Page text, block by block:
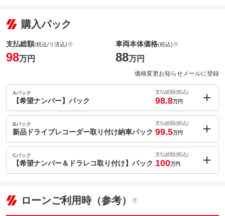
購入パック
支払総額(税込/リ済込)
98万円
車両本体価格(税込)
88万円
価格変更お知らせメールに登録
Aパック
【希望ナンバー】パック
支払総額(税込)
98.8万円
内：オプシ
ョン価格
(税込)
車両本体価
88万円
パック内容
Bパック
新品ドライブレコーダー取り付け納車パック
支払総額(税込)
99.5万円
内：オプシ
ョン価格
(税込)
車両本体価
Cパック
【希望ナンバー＆ドラレコ取り付け】パック
支払総額(税込)
100万円
車両本体価ローンご利用時（参考）